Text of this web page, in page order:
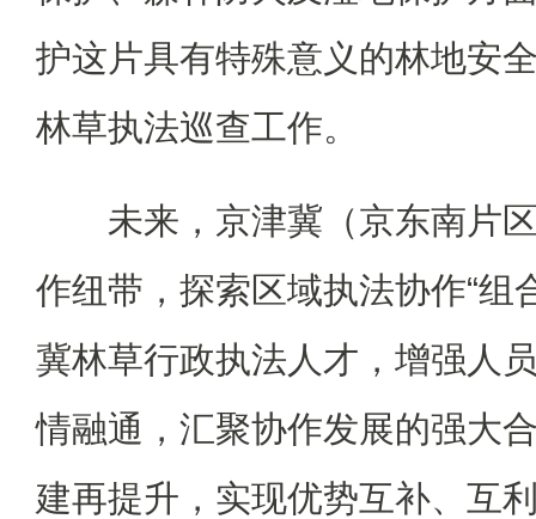
护这片具有特殊意义的林地安
林草执法巡查工作。
未来，京津冀（京东南片
作纽带，探索区域执法协作“组
冀林草行政执法人才，增强人
情融通，汇聚协作发展的强大
建再提升，实现优势互补、互